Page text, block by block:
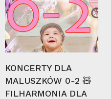
w koszyku.
KONCERTY DLA
MALUSZKÓW 0-2 🧸
FILHARMONIA DLA